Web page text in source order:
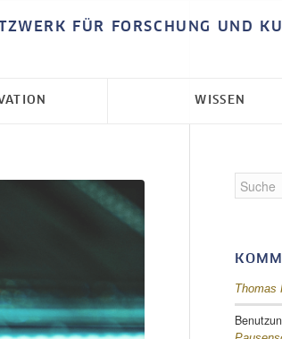
FÜR FORSCHUNG UND
WISSEN
Thomas